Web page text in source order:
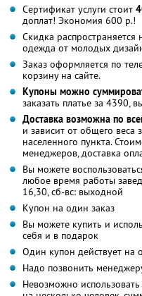
Сертификат услуги стоит
доплат! Экономия 600 р.!
Скидка
одежда от молодых
Заказ оформляется по
корзину на сайте.
Купоны можно
заказать платье за 4390,
Доставка возможна по
и зависит от общего веса
населенного пункта.
менеджеров, доставка
Вы можете
любое время работы
16,30, сб-вс: выходной
Купон на один заказ
Вы можете купить и
себя и в подарок
Один купон действует на
Надо позвонить
Невозможно